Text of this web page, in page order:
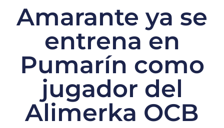
Amarante ya se
entrena en
Pumarín como
jugador del
Alimerka OCB